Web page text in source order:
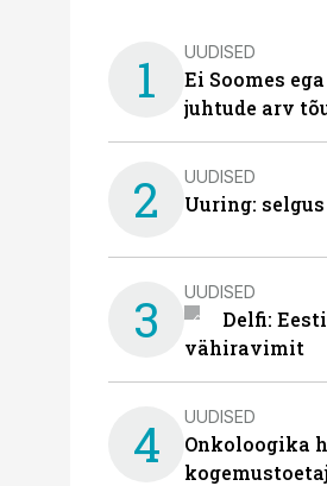
1 UUDISED
Ei Soomes
juhtude arv
2 UUDISED
Uuring:
3 UUDISED
Delfi:
vähiravimit
4 UUDISED
Onkoloogika